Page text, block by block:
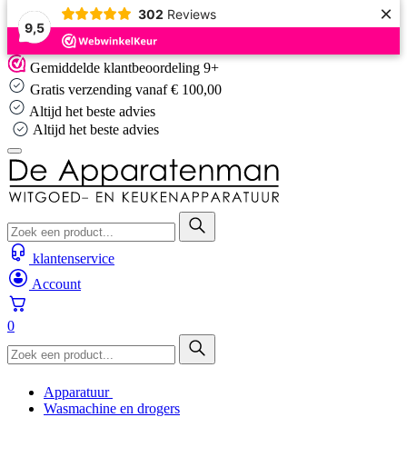
9,5
302 Reviews ×
Skip
to
content
Gemiddelde klantbeoordeling 9+
Gratis verzending vanaf € 100,00
Altijd het beste advies
Altijd het beste advies
klantenservice
Account
0
Apparatuur
Wasmachine en drogers